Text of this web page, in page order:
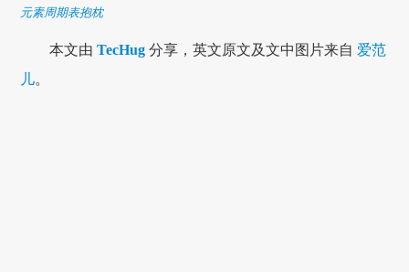
元素周期表抱枕
本文由TecHug 分享，英文原文及文中图片来自爱范
儿。